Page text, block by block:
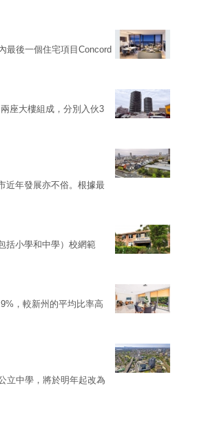
最後一個住宅項目Concord
座大樓組成，分別入伙3
近年發展亦不俗。根據最
括小學和中學）校網範
，較新州的平均比率高
立中學，將於明年起改為